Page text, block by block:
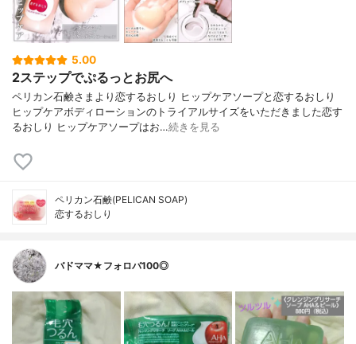
5.00
2ステップでぷるっとお尻へ
ペリカン石鹸さまより恋するおしり ヒップケアソープと恋するおしり
ヒップケアボディローションのトライアルサイズをいただきました恋す
るおしり ヒップケアソープはお…続きを見る
ペリカン石鹸(PELICAN SOAP)
恋するおしり
バドママ★フォロバ100◎